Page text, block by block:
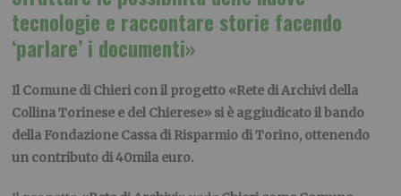
tecnologie e raccontare storie facendo
‘parlare’ i documenti»
Il Comune di Chieri con il progetto «Rete di Archivi della
Collina Torinese e del Chierese» si è aggiudicato il bando
della Fondazione Cassa di Risparmio di Torino, ottenendo
un contributo di 40mila euro.